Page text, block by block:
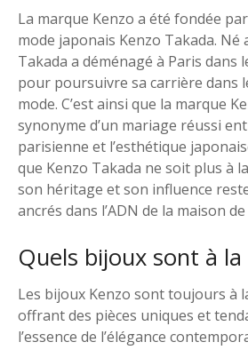
La marque Kenzo a été fondée
mode japonais Kenzo Takada. Né
Takada a déménagé à Paris dans
pour poursuivre sa carrière dans
mode. C’est ainsi que la marque
synonyme d’un mariage réussi
parisienne et l’esthétique
que Kenzo Takada ne soit plus à
son héritage et son influence
ancrés dans l’ADN de la maison
Quels bijoux sont à
Les bijoux Kenzo sont toujours à
offrant des pièces uniques et
l’essence de l’élégance